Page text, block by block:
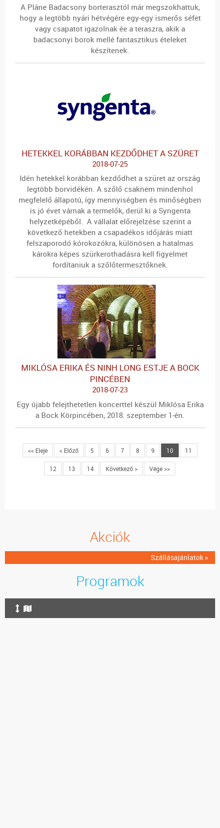
A Pláne Badacsony borterasztól már megszokhattuk,
hogy a legtöbb nyári hétvégére egy-egy ismerős séfet
vagy csapatot igazolnak ée a teraszra, akik a
badacsonyi borok mellé fantasztikus ételeket
készítenek.
HETEKKEL KORÁBBAN KEZDŐDHET A SZÜRET
2018-07-25
Idén hetekkel korábban kezdődhet a szüret az ország
legtöbb borvidékén. A szőlő csaknem mindenhol
megfelelő állapotú, így mennyiségben és minőségben
is jó évet várnak a termelők, derül ki a Syngenta
helyzetképéből. A vállalat előrejelzése szerint a
következő hetekben a csapadékos időjárás miatt
felszaporodó kórokozókra, különösen a hatalmas
károkra képes szürkerothadásra kell figyelmet
fordítaniuk a szőlőtermesztőknek.
MIKLÓSA ERIKA ÉS NINH LONG ESTJE A BOCK
PINCÉBEN
2018-07-23
Egy újabb felejthetetlen koncerttel készül Miklósa Erika
a Bock Körpincében, 2018. szeptember 1-én.
<< Eleje < Előző 5 6 7 8 9 10 11
12 13 14 Következő > Vége >>
Akciók
Szállásajánlatok »
Programok